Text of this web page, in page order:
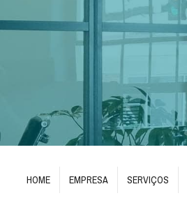
HOME EMPRESA SERVIÇOS